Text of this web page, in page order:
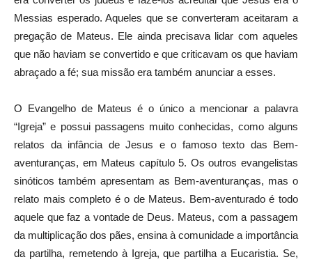
Messias esperado. Aqueles que se converteram aceitaram a
pregação de Mateus. Ele ainda precisava lidar com aqueles
que não haviam se convertido e que criticavam os que haviam
abraçado a fé; sua missão era também anunciar a esses.
O Evangelho de Mateus é o único a mencionar a palavra
“Igreja” e possui passagens muito conhecidas, como alguns
relatos da infância de Jesus e o famoso texto das Bem-
aventuranças, em Mateus capítulo 5. Os outros evangelistas
sinóticos também apresentam as Bem-aventuranças, mas o
relato mais completo é o de Mateus. Bem-aventurado é todo
aquele que faz a vontade de Deus. Mateus, com a passagem
da multiplicação dos pães, ensina à comunidade a importância
da partilha, remetendo à Igreja, que partilha a Eucaristia. Se,